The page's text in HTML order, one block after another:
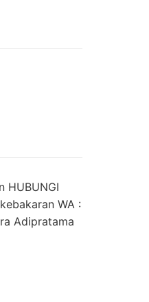
HUBUNGI
WA :
Adipratama